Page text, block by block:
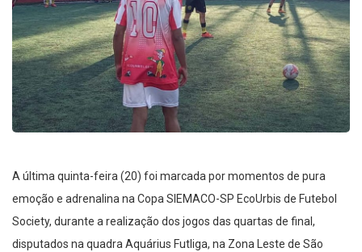
A última quinta-feira (20) foi marcada por momentos de pura
emoção e adrenalina na Copa SIEMACO-SP EcoUrbis de Futebol
Society, durante a realização dos jogos das quartas de final,
disputados na quadra Aquárius Futliga, na Zona Leste de São